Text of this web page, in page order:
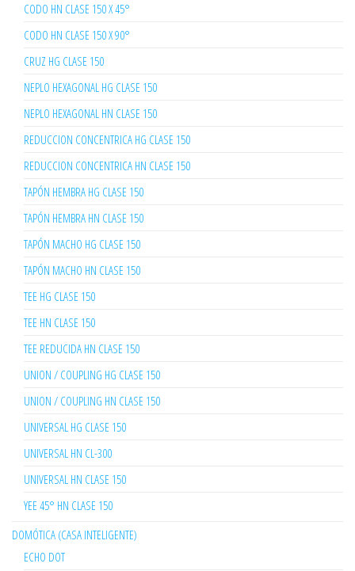
CODO HN CLASE 150 X 45°
CODO HN CLASE 150 X 90°
CRUZ HG CLASE 150
NEPLO HEXAGONAL HG CLASE 150
NEPLO HEXAGONAL HN CLASE 150
REDUCCION CONCENTRICA HG CLASE 150
REDUCCION CONCENTRICA HN CLASE 150
TAPÓN HEMBRA HG CLASE 150
TAPÓN HEMBRA HN CLASE 150
TAPÓN MACHO HG CLASE 150
TAPÓN MACHO HN CLASE 150
TEE HG CLASE 150
TEE HN CLASE 150
TEE REDUCIDA HN CLASE 150
UNION / COUPLING HG CLASE 150
UNION / COUPLING HN CLASE 150
UNIVERSAL HG CLASE 150
UNIVERSAL HN CL-300
UNIVERSAL HN CLASE 150
YEE 45° HN CLASE 150
DOMÓTICA (CASA INTELIGENTE)
ECHO DOT